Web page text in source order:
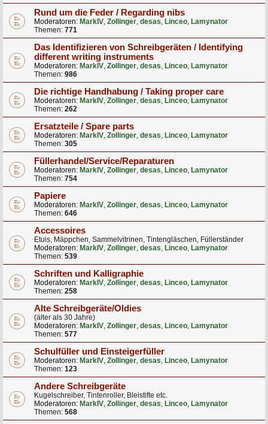
Rund um die Feder / Regarding nibs
Moderatoren: MarkIV, Zollinger, desas, Linceo, Lamynator
Themen: 771
Das Identifizieren von Schreibgeräten / Identifying
different writing instruments
Moderatoren: MarkIV, Zollinger, desas, Linceo, Lamynator
Themen: 986
Die richtige Handhabung / Taking proper care
Moderatoren: MarkIV, Zollinger, desas, Linceo, Lamynator
Themen: 262
Ersatzteile / Spare parts
Moderatoren: MarkIV, Zollinger, desas, Linceo, Lamynator
Themen: 305
Füllerhandel/Service/Reparaturen
Moderatoren: MarkIV, Zollinger, desas, Linceo, Lamynator
Themen: 754
Papiere
Moderatoren: MarkIV, Zollinger, desas, Linceo, Lamynator
Themen: 646
Accessoires
Etuis, Mäppchen, Sammelvitrinen, Tintengläschen, Füllerständer
Moderatoren: MarkIV, Zollinger, desas, Linceo, Lamynator
Themen: 539
Schriften und Kalligraphie
Moderatoren: MarkIV, Zollinger, desas, Linceo, Lamynator
Themen: 258
Alte Schreibgeräte/Oldies
(älter als 30 Jahre)
Moderatoren: MarkIV, Zollinger, desas, Linceo, Lamynator
Themen: 577
Schulfüller und Einsteigerfüller
Moderatoren: MarkIV, Zollinger, desas, Linceo, Lamynator
Themen: 123
Andere Schreibgeräte
Kugelschreiber, Tintenroller, Bleistifte etc.
Moderatoren: MarkIV, Zollinger, desas, Linceo, Lamynator
Themen: 568